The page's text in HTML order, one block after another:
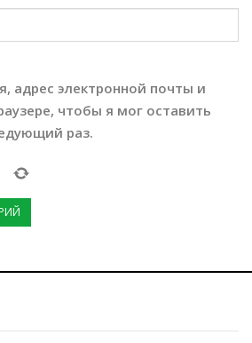
адрес электронной почты и
чтобы я мог оставить
раз.